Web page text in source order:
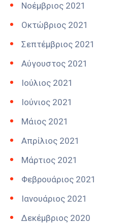
Νοέμβριος 2021
Οκτώβριος 2021
Σεπτέμβριος 2021
Αύγουστος 2021
Ιούλιος 2021
Ιούνιος 2021
Μάιος 2021
Απρίλιος 2021
Μάρτιος 2021
Φεβρουάριος 2021
Ιανουάριος 2021
Δεκέμβριος 2020